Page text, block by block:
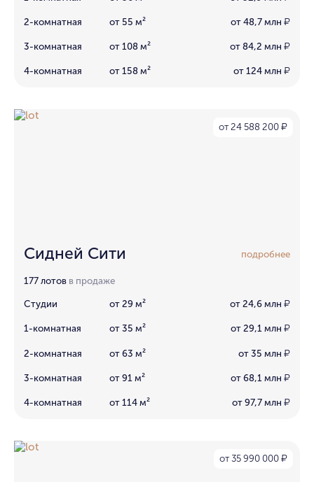
2-комнатная от 55 м² от 48,7 млн ₽
3-комнатная от 108 м² от 84,2 млн ₽
4-комнатная от 158 м² от 124 млн ₽
от 24 588 200 ₽
Сидней Сити подробнее
177 лотов в продаже
Студии от 29 м² от 24,6 млн ₽
1-комнатная от 35 м² от 29,1 млн ₽
2-комнатная от 63 м² от 35 млн ₽
3-комнатная от 91 м² от 68,1 млн ₽
4-комнатная от 114 м² от 97,7 млн ₽
от 35 990 000 ₽